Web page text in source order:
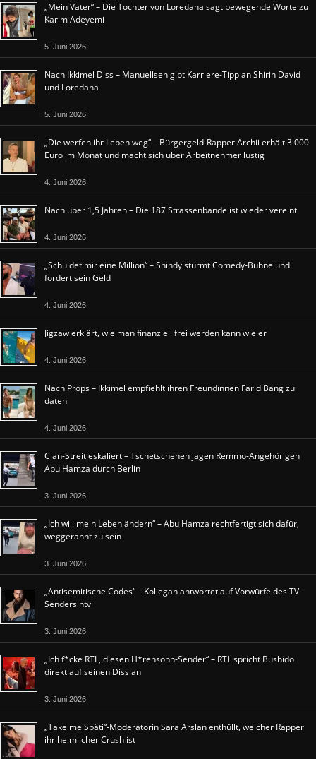
„Mein Vater“ – Die Tochter von Loredana sagt bewegende Worte zu
Karim Adeyemi
5. Juni 2026
Nach Ikkimel Diss – Manuellsen gibt Karriere-Tipp an Shirin David
und Loredana
5. Juni 2026
„Die werfen ihr Leben weg“ – Bürgergeld-Rapper Archii erhält 3.000
Euro im Monat und macht sich über Arbeitnehmer lustig
4. Juni 2026
Nach über 1,5 Jahren – Die 187 Strassenbande ist wieder vereint
4. Juni 2026
„Schuldet mir eine Million“ – Shindy stürmt Comedy-Bühne und
fordert sein Geld
4. Juni 2026
Jigzaw erklärt, wie man finanziell frei werden kann wie er
4. Juni 2026
Nach Props – Ikkimel empfiehlt ihren Freundinnen Farid Bang zu
daten
4. Juni 2026
Clan-Streit eskaliert – Tschetschenen jagen Remmo-Angehörigen
Abu Hamza durch Berlin
3. Juni 2026
„Ich will mein Leben ändern“ – Abu Hamza rechtfertigt sich dafür,
weggerannt zu sein
3. Juni 2026
„Antisemitische Codes“ – Kollegah antwortet auf Vorwürfe des TV-
Senders ntv
3. Juni 2026
„Ich f*cke RTL, diesen H*rensohn-Sender“ – RTL spricht Bushido
direkt auf seinen Diss an
3. Juni 2026
„Take me Späti“-Moderatorin Sara Arslan enthüllt, welcher Rapper
ihr heimlicher Crush ist